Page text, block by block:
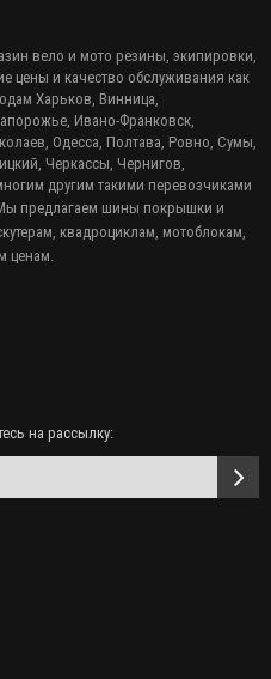
вело и мото резины, экипировки,
цены и качество обслуживания как
Харьков, Винница,
Ивано-Франковск,
Одесса, Полтава, Ровно, Сумы,
Черкассы, Чернигов,
другим такими перевозчиками
предлагаем шины покрышки и
квадроциклам, мотоблокам,
ценам.
на рассылку: